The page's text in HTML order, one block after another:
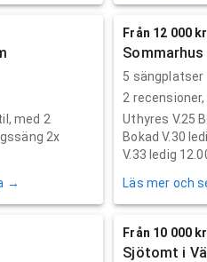
med 2
2x
→
Från 12 000
5 sängplatser
2 recensioner,
Uthyres V.25
Bokad V.30
V.33 ledig
Läs mer och
Från 10 000
Sjötomt i